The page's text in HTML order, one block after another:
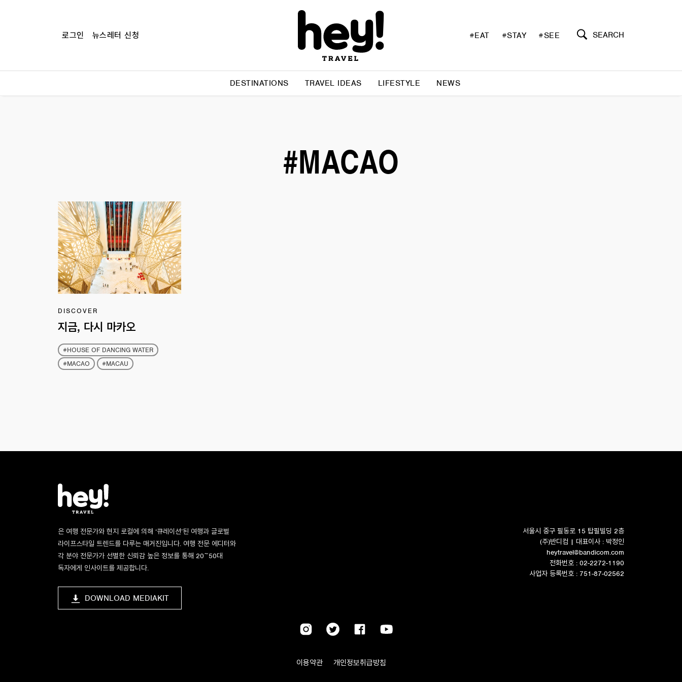
로그인 뉴스레터 신청 #EAT #STAY #SEE SEARCH
DESTINATIONS TRAVEL IDEAS LIFESTYLE NEWS
#MACAO
DISCOVER
지금, 다시 마카오
#HOUSE OF DANCING WATER
#MACAO
#MACAU
은 여행 전문가와 현지 로컬에 의해 ‘큐레이션’된 여행과 글로벌
라이프스타일 트렌드를 다루는 매거진입니다. 여행 전문 에디터와
각 분야 전문가가 선별한 신뢰감 높은 정보를 통해 20~50대
독자에게 인사이트를 제공합니다.
DOWNLOAD MEDIAKIT
서울시 중구 필동로 15 탑필빌딩 2층
(주)반디컴 | 대표이사 : 박정인
heytravel@bandicom.com
전화번호 : 02-2272-1190
사업자 등록번호 : 751-87-02562
이용약관 개인정보취급방침